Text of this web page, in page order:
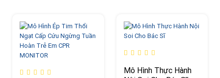
Mô Hình Thực Hành